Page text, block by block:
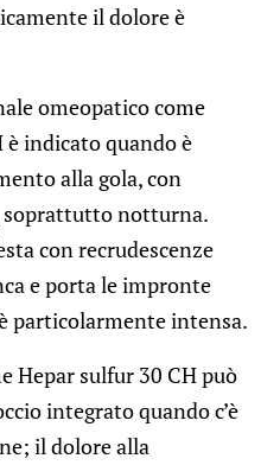
il dolore è
omeopatico come
indicato quando è
alla gola, con
soprattutto notturna.
con recrudescenze
e porta le impronte
particolarmente intensa.
Hepar sulfur 30 CH può
integrato quando c’è
il dolore alla